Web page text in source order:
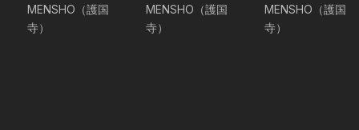
MENSHO（護国
寺）
MENSHO（護国
寺）
MENSHO（護国
寺）